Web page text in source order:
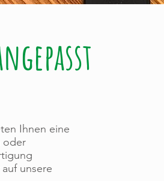
Ihnen eine
oder
unsere